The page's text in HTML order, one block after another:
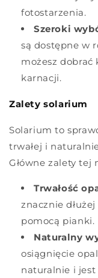
fotostarzenia.
Szeroki
są dostępne w
możesz dobrać
karnacji.
Zalety solarium
Solarium to
trwałej i
Główne zalety tej
Trwałość
znacznie
pomocą pianki.
Naturalny
osiągnięcie
naturalnie i